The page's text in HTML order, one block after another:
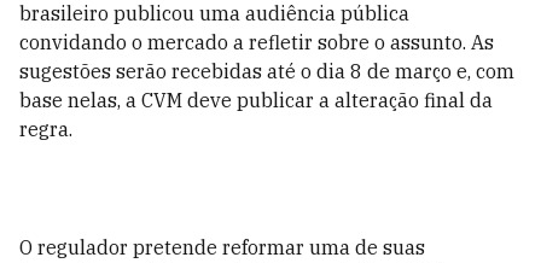
brasileiro publicou uma audiência pública
convidando o mercado a refletir sobre o assunto. As
sugestões serão recebidas até o dia 8 de março e, com
base nelas, a CVM deve publicar a alteração final da
regra.
O regulador pretende reformar uma de suas